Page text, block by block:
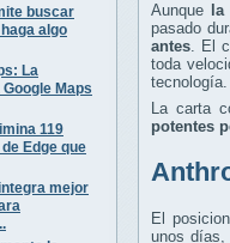
buscar
algo
La
Maps
119
Edge que
mejor
Aunque
pasado
antes. El
toda
tecnología.
La carta
potentes
El
unos días,